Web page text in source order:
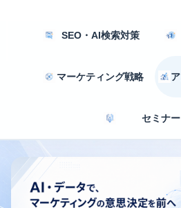
SEO・AI検索対策
マーケティング戦略
セミナー